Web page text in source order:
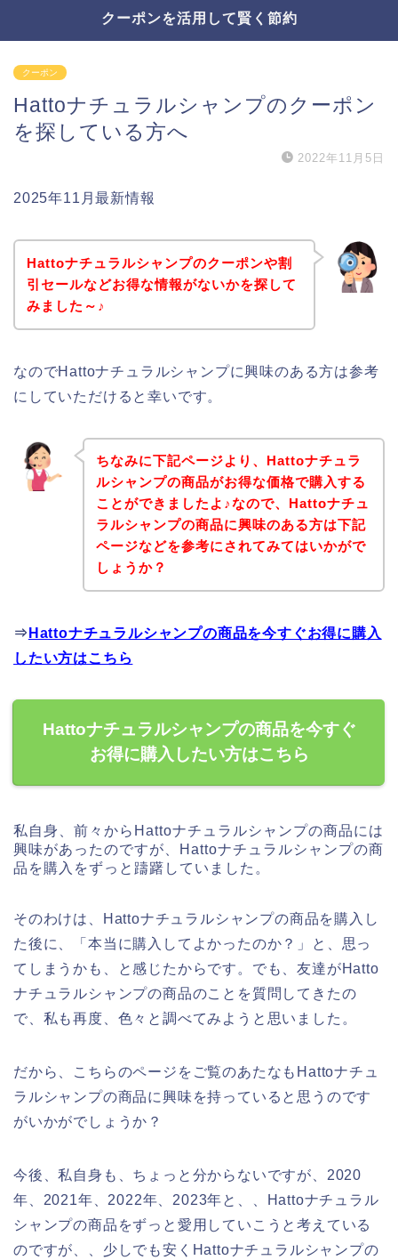
クーポンを活用して賢く節約
クーポン
Hattoナチュラルシャンプのクーポン
を探している方へ
2022年11月5日
2025年11月最新情報
Hattoナチュラルシャンプのクーポンや割
引セールなどお得な情報がないかを探して
みました～♪
なのでHattoナチュラルシャンプに興味のある方は参考
にしていただけると幸いです。
ちなみに下記ページより、Hattoナチュラ
ルシャンプの商品がお得な価格で購入する
ことができましたよ♪なので、Hattoナチュ
ラルシャンプの商品に興味のある方は下記
ページなどを参考にされてみてはいかがで
しょうか？
⇒ Hattoナチュラルシャンプの商品を今すぐお得に購入
したい方はこちら
Hattoナチュラルシャンプの商品を今すぐ
お得に購入したい方はこちら
私自身、前々からHattoナチュラルシャンプの商品には
興味があったのですが、Hattoナチュラルシャンプの商
品を購入をずっと躊躇していました。
そのわけは、Hattoナチュラルシャンプの商品を購入し
た後に、「本当に購入してよかったのか？」と、思っ
てしまうかも、と感じたからです。でも、友達がHatto
ナチュラルシャンプの商品のことを質問してきたの
で、私も再度、色々と調べてみようと思いました。
だから、こちらのページをご覧のあたなもHattoナチュ
ラルシャンプの商品に興味を持っていると思うのです
がいかがでしょうか？
今後、私自身も、ちょっと分からないですが、2020
年、2021年、2022年、2023年と、、Hattoナチュラル
シャンプの商品をずっと愛用していこうと考えている
のですが、、少しでも安くHattoナチュラルシャンプの